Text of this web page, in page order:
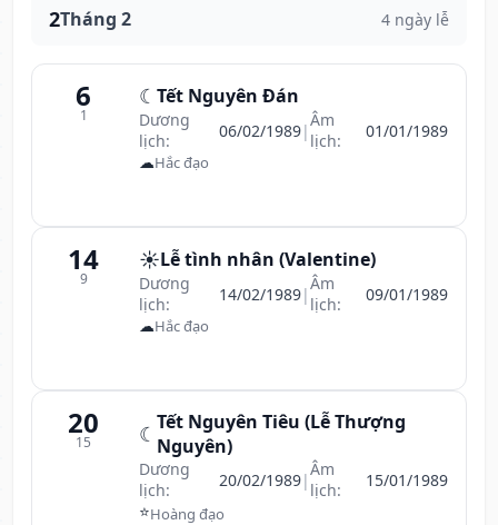
2Tháng 2 4 ngày lễ
6
1
☾ Tết Nguyên Đán
Dương
lịch:
06/02/1989|Âm
lịch:
01/01/1989
☁Hắc đạo
14
9
☀️Lễ tình nhân (Valentine)
Dương
lịch:
14/02/1989|Âm
lịch:
09/01/1989
☁Hắc đạo
20
15 ☾ Tết Nguyên Tiêu (Lễ Thượng
Nguyên)
Dương
lịch:
20/02/1989|Âm
lịch:
15/01/1989
⭐Hoàng đạo